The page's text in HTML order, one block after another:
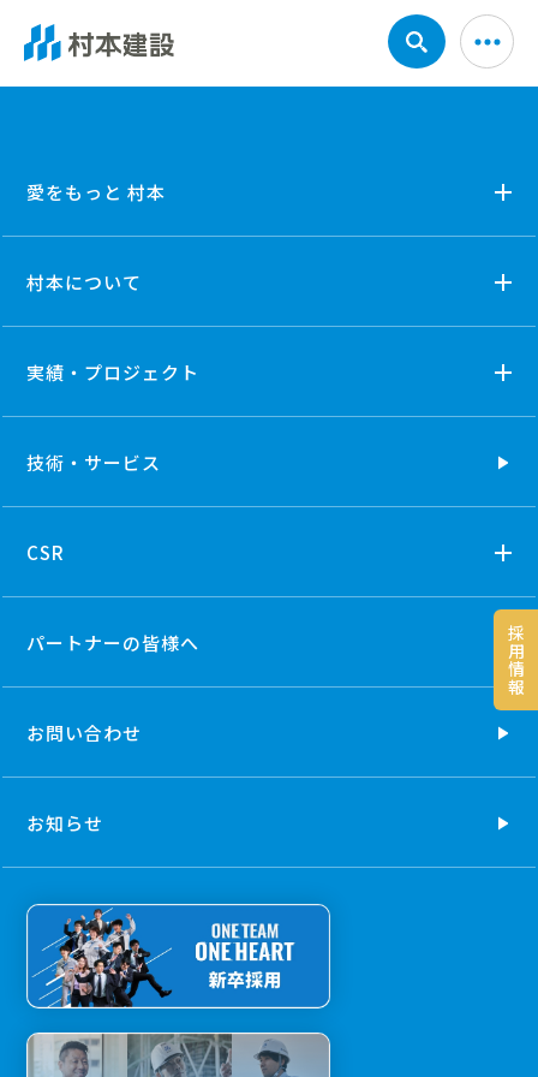
採
用
情
報
「愛をもっと村本」ページの愛あるエピソード4名を追加
しました。
愛をもっと 村本
村本について
実績・プロジェクト
技術・ サービス
CSR
パートナーの皆様へ
お問い合わせ
お知らせ